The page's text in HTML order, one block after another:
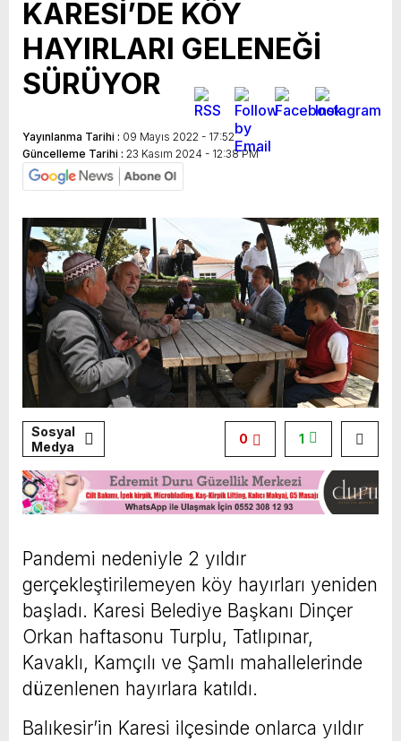
KARESİ’DE KÖY
HAYIRLARI GELENEĞİ
SÜRÜYOR
Yayınlanma Tarihi : 09 Mayıs 2022 - 17:52
Güncelleme Tarihi : 23 Kasım 2024 - 12:38 PM
Sosyal
Medya
1
0
Pandemi nedeniyle 2 yıldır
gerçekleştirilemeyen köy hayırları yeniden
başladı. Karesi Belediye Başkanı Dinçer
Orkan haftasonu Turplu, Tatlıpınar,
Kavaklı, Kamçılı ve Şamlı mahallelerinde
düzenlenen hayırlara katıldı.
Balıkesir’in Karesi ilçesinde onlarca yıldır